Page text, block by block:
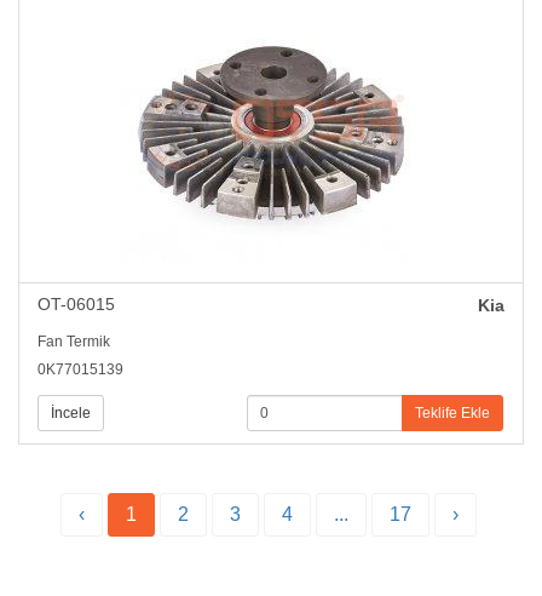
OT-06015 Kia
Fan Termik
0K77015139
İncele Teklife Ekle
‹ 1 2 3 4 ... 17 ›